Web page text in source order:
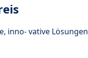
inno- vative